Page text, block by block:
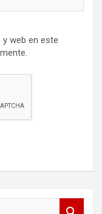
web en este